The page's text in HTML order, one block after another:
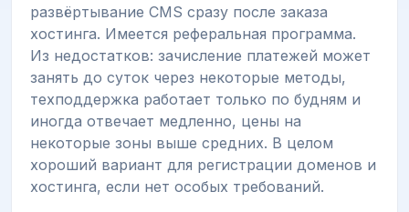
развёртывание CMS сразу после заказа
хостинга. Имеется реферальная программа.
Из недостатков: зачисление платежей может
занять до суток через некоторые методы,
техподдержка работает только по будням и
иногда отвечает медленно, цены на
некоторые зоны выше средних. В целом
хороший вариант для регистрации доменов и
хостинга, если нет особых требований.